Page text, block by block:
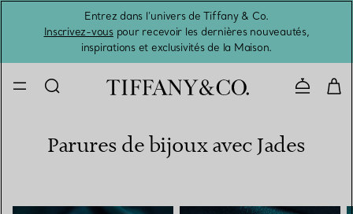
Entrez dans l’univers de Tiffany & Co.
Inscrivez-vouspour recevoir les dernières nouveautés,
inspirations et exclusivités de la Maison.
Parures de bijoux avec Jades